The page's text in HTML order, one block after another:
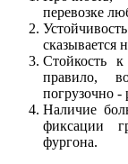
перевозке
сказывается
Стойкость
правило,
погрузочно -
Наличие
фиксации
фургона.